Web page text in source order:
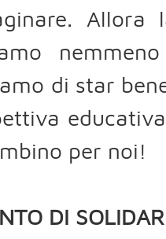
di star
per noi!
DI